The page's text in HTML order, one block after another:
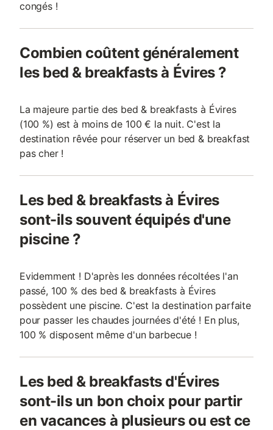
congés !
Combien coûtent généralement
les bed & breakfasts à Évires ?
La majeure partie des bed & breakfasts à Évires
(100 %) est à moins de 100 € la nuit. C'est la
destination rêvée pour réserver un bed & breakfast
pas cher !
Les bed & breakfasts à Évires
sont-ils souvent équipés d'une
piscine ?
Evidemment ! D'après les données récoltées l'an
passé, 100 % des bed & breakfasts à Évires
possèdent une piscine. C'est la destination parfaite
pour passer les chaudes journées d'été ! En plus,
100 % disposent même d'un barbecue !
Les bed & breakfasts d'Évires
sont-ils un bon choix pour partir
en vacances à plusieurs ou est ce